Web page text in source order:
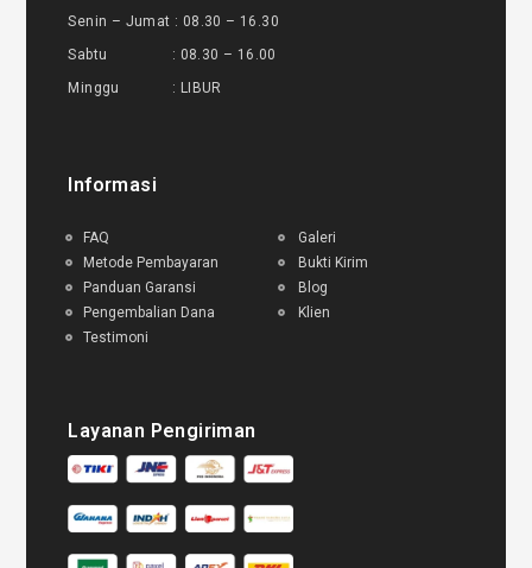
Senin – Jumat : 08.30 – 16.30
Sabtu : 08.30 – 16.00
Minggu : LIBUR
Informasi
FAQ
Metode Pembayaran
Panduan Garansi
Pengembalian Dana
Testimoni
Galeri
Bukti Kirim
Blog
Klien
Layanan Pengiriman